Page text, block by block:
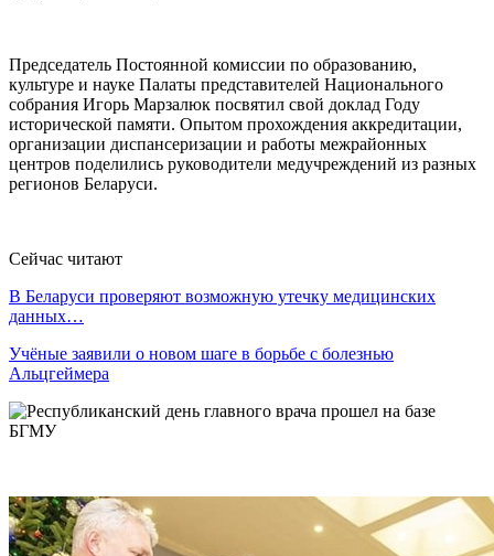
Председатель Постоянной комиссии по образованию,
культуре и науке Палаты представителей Национального
собрания Игорь Марзалюк посвятил свой доклад Году
исторической памяти. Опытом прохождения аккредитации,
организации диспансеризации и работы межрайонных
центров поделились руководители медучреждений из разных
регионов Беларуси.
Сейчас читают
В Беларуси проверяют возможную утечку медицинских
данных…
Учёные заявили о новом шаге в борьбе с болезнью
Альцгеймера